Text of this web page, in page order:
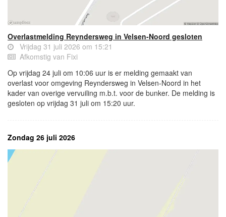
Overlastmelding Reyndersweg in Velsen-Noord gesloten
Vrijdag 31 juli 2026 om 15:21
Afkomstig van Fixi
Op vrijdag 24 juli om 10:06 uur is er melding gemaakt van
overlast voor omgeving Reyndersweg in Velsen-Noord in het
kader van overige vervuiling m.b.t. voor de bunker. De melding is
gesloten op vrijdag 31 juli om 15:20 uur.
Zondag 26 juli 2026